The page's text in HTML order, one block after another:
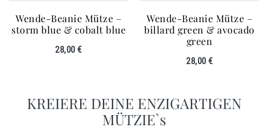
Wende-Beanie Mütze –
storm blue & cobalt blue
28,00€
Wende-Beanie Mütze –
billard green & avocado
green
28,00€
KREIERE DEINE ENZIGARTIGEN
MÜTZIE`s